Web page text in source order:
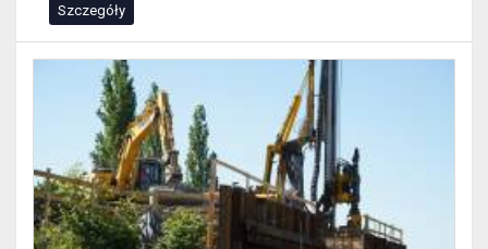
Szczegóły